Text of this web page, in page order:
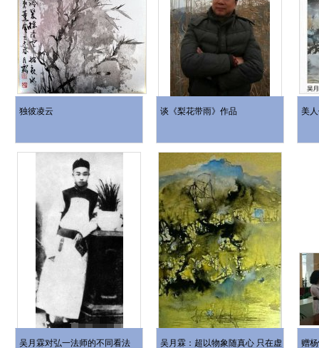
独彼凌云 谈《梨花带雨》作品 美
吴月霖对弘一法师的不同看法 吴月霖：超以物象随真心 只在虚 赠